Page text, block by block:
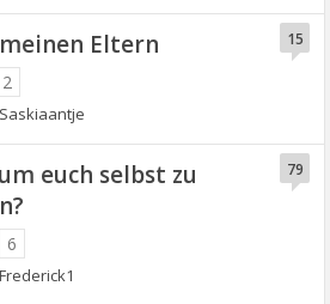
Eltern
2
15
Saskiaantje
euch selbst zu
6
79
Frederick1